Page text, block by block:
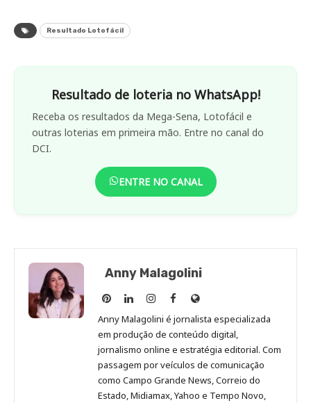
Resultado Lotofácil
Resultado de loteria no WhatsApp!
Receba os resultados da Mega-Sena, Lotofácil e
outras loterias em primeira mão. Entre no canal do
DCI.
ENTRE NO CANAL
Anny Malagolini
Anny
Malagolini
no
Pinterest
Anny
Malagolini
no
LinkedIn
Anny
Malagolini
no
Instagram
Anny
Malagolini
no
Facebook
Site
de
Anny
Malagolini
Anny Malagolini é jornalista especializada
em produção de conteúdo digital,
jornalismo online e estratégia editorial. Com
passagem por veículos de comunicação
como Campo Grande News, Correio do
Estado, Midiamax, Yahoo e Tempo Novo,